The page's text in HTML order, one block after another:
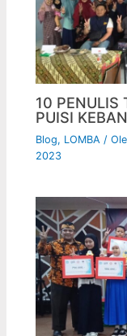
10 PENULIS
PUISI
Blog, LOMBA /
2023